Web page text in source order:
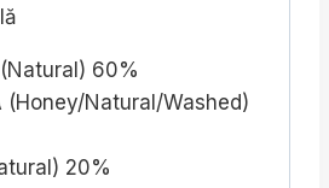
60%
(Honey/Natural/Washed)
20%